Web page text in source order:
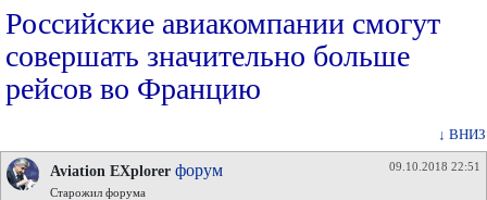
Российские авиакомпании смогут
совершать значительно больше
рейсов во Францию
↓ ВНИЗ
Aviation EXplorer форум
Старожил форума
09.10.2018 22:51